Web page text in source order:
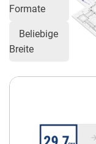
Formate
Beliebige
Breite